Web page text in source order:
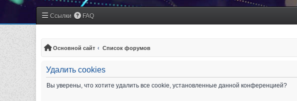
Ссылки FAQ
Основной сайт Список форумов
Удалить cookies
Вы уверены, что хотите удалить все cookie, установленные данной конференцией?